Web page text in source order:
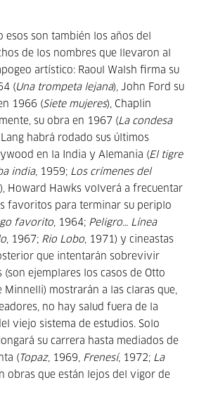
esos son también los años del
de los nombres que llevaron al
artístico: Raoul Walsh firma su
(Una trompeta lejana), John Ford su
1966 (Siete mujeres), Chaplin
su obra en 1967 (La condesa
habrá rodado sus últimos
en la India y Alemania (El tigre
india, 1959; Los crímenes del
Howard Hawks volverá a frecuentar
favoritos para terminar su periplo
favorito, 1964; Peligro… Línea
, 1967; Rio Lobo, 1971) y cineastas
que intentarán sobrevivir
ejemplares los casos de Otto
Minnelli) mostrarán a las claras que,
no hay salud fuera de la
viejo sistema de estudios. Solo
su carrera hasta mediados de
( Topaz, 1969, Frenesí, 1972; La
obras que están lejos del vigor de